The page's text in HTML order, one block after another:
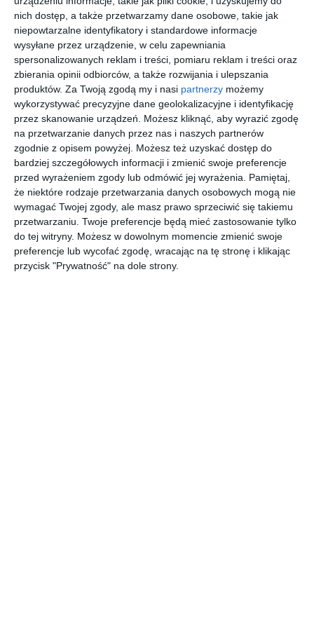
nich dostęp, a także przetwarzamy dane osobowe, takie jak
niepowtarzalne identyfikatory i standardowe informacje
wysyłane przez urządzenie, w celu zapewniania
spersonalizowanych reklam i treści, pomiaru reklam i treści oraz
zbierania opinii odbiorców, a także rozwijania i ulepszania
produktów. Za Twoją zgodą my i nasi partnerzy możemy
wykorzystywać precyzyjne dane geolokalizacyjne i identyfikację
przez skanowanie urządzeń. Możesz kliknąć, aby wyrazić zgodę
na przetwarzanie danych przez nas i naszych partnerów
zgodnie z opisem powyżej. Możesz też uzyskać dostęp do
bardziej szczegółowych informacji i zmienić swoje preferencje
przed wyrażeniem zgody lub odmówić jej wyrażenia.
Pamiętaj,
że niektóre rodzaje przetwarzania danych osobowych mogą nie
wymagać Twojej zgody, ale masz prawo sprzeciwić się takiemu
przetwarzaniu. Twoje preferencje będą mieć zastosowanie tylko
do tej witryny. Możesz w dowolnym momencie zmienić swoje
preferencje lub wycofać zgodę, wracając na tę stronę i klikając
przycisk "Prywatność" na dole strony.
0MK3032
3417 809,
przejdź do
sklepu
UNOM0183
GH00279,
30
przejdź do
sklepu
5305
823,
przejdź do
sklepu
2872
359
przejdź do
COACH
0HC6260U
559,
20
przejdź do
sklepu
SEEN
SNJT01
RR00
79,
20
przejdź do
sklepu
MICHAEL
KORS
3006 559,
20
sklepu
BURBERRY
0BE2406U
699,
przejdź do